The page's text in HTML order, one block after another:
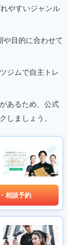
やすいジャンル
や目的に合わせて
ジムで自主トレ
あるため、公式
しましょう。
相談予約